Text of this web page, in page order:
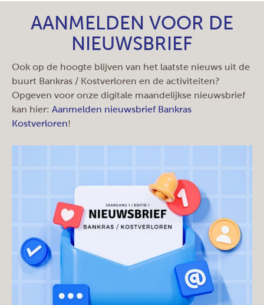
AANMELDEN VOOR DE
NIEUWSBRIEF
Ook op de hoogte blijven van het laatste nieuws uit de
buurt Bankras / Kostverloren en de activiteiten?
Opgeven voor onze digitale maandelijkse nieuwsbrief
kan hier: Aanmelden nieuwsbrief Bankras
Kostverloren!